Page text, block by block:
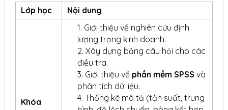
Lớp học
Nội dung
Khóa
Giới thiệu về nghiên cứu định
lượng trọng kinh doanh.
Xây dựng bảng câu hỏi cho các
điều tra.
Giới thiệu về phần mềm SPSS và
phân tích dữ liệu.
Thống kê mô tả (tần suất, trung